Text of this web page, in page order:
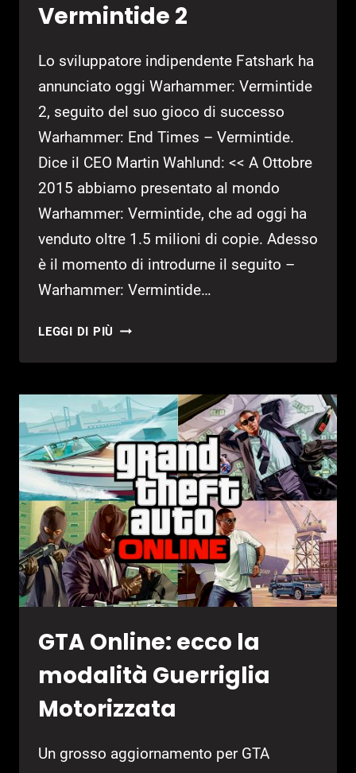
Vermintide 2
Lo sviluppatore indipendente Fatshark ha
annunciato oggi Warhammer: Vermintide
2, seguito del suo gioco di successo
Warhammer: End Times – Vermintide.
Dice il CEO Martin Wahlund: << A Ottobre
2015 abbiamo presentato al mondo
Warhammer: Vermintide, che ad oggi ha
venduto oltre 1.5 milioni di copie. Adesso
è il momento di introdurne il seguito –
Warhammer: Vermintide…
LEGGI DI PIÙ ANNUNCIATO
VERMINTIDE
GTA Online: ecco la
modalità Guerriglia
Motorizzata
Un grosso aggiornamento per GTA